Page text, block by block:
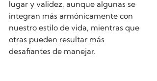
lugar y validez, aunque algunas se
integran más armónicamente con
nuestro estilo de vida, mientras que
otras pueden resultar más
desafiantes de manejar.